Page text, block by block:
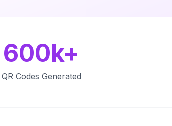
600k+
QR Codes Generated